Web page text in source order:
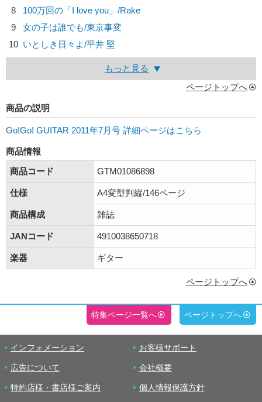
8
100万回の「I love you」/Rake
9
女の子は誰でも/東京事変
10 いとしき日々よ/平井 堅
もっと見る
ページトップへ
商品の説明
Go!Go! GUITAR 2011年7月号 詳細ページはこちら
商品情報
商品コード
GTM01086898
仕様 A4変型判縦/146ページ
商品構成 雑誌
JANコード 4910038650718
楽器 ギター
ページトップへ
特集ページ一覧へ ページトップへ
インフォメーション お客様サポート
広告について 会社概要
特約店様・書店様ご案内 個人情報保護方針